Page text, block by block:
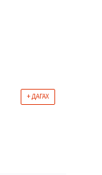
+ ДАГАХ